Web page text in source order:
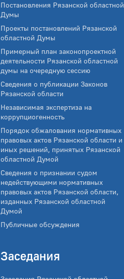
Постановления Рязанской областной
Думы
Проекты постановлений Рязанской
областной Думы
Примерный план законопроектной
деятельности Рязанской областной
думы на очередную сессию
Сведения о публикации Законов
Рязанской области
Независимая экспертиза на
коррупциогенность
Порядок обжалования нормативных
правовых актов Рязанской области и
иных решений, принятых Рязанской
областной Думой
Сведения о признании судом
недействующими нормативных
правовых актов Рязанской области,
изданных Рязанской областной
Думой
Публичные обсуждения
Заседания